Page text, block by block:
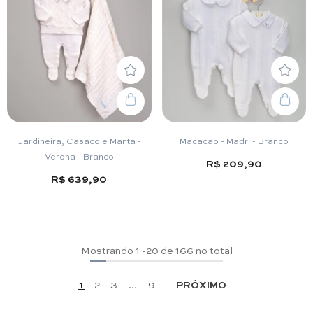
Jardineira, Casaco e Manta -
Verona - Branco
R$ 639,90
Macacão - Madri - Branco
R$ 209,90
Mostrando 1 -20 de 166 no total
1 2 3 … 9 PRÓXIMO